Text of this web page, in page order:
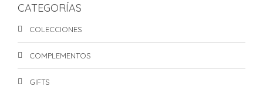
CATEGORÍAS
COLECCIONES
COMPLEMENTOS
GIFTS